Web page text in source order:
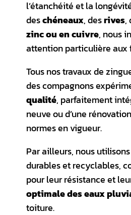
l’étanchéité et la
deschéneaux, desrives,
zinc ou en cuivre, nous
attention particulière aux
Tous nos travaux de
des compagnons
qualité, parfaitement
neuve ou d’une
normes en vigueur.
Par ailleurs, nous
durables et recyclables,
pour leur résistance et
optimale des eaux
toiture.